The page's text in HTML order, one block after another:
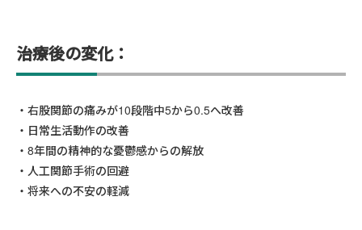
治療後の変化：
右股関節の痛みが10段階中5から0.5へ改善
日常生活動作の改善
8年間の精神的な憂鬱感からの解放
人工関節手術の回避
将来への不安の軽減